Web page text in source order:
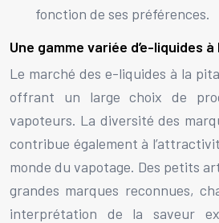
fonction de ses préférences.
Une gamme variée d’e-liquides
Le marché des e-liquides à la
offrant un large choix de
vapoteurs. La diversité des
contribue également à
monde du vapotage. Des petits
grandes marques reconnues,
interprétation de la saveur